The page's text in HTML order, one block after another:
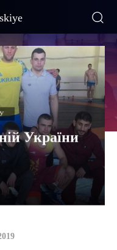
України